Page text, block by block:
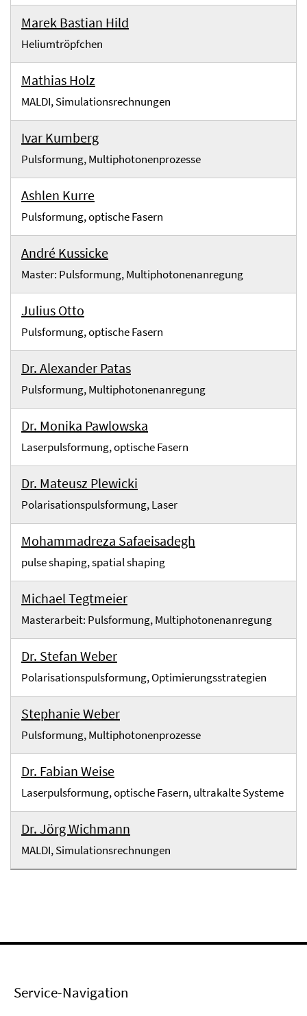
Marek Bastian Hild
Heliumtröpfchen
Mathias Holz
MALDI, Simulationsrechnungen
Ivar Kumberg
Pulsformung, Multiphotonenprozesse
Ashlen Kurre
Pulsformung, optische Fasern
André Kussicke
Master: Pulsformung, Multiphotonenanregung
Julius Otto
Pulsformung, optische Fasern
Dr. Alexander Patas
Pulsformung, Multiphotonenanregung
Dr. Monika Pawlowska
Laserpulsformung, optische Fasern
Dr. Mateusz Plewicki
Polarisationspulsformung, Laser
Mohammadreza Safaeisadegh
pulse shaping, spatial shaping
Michael Tegtmeier
Masterarbeit: Pulsformung, Multiphotonenanregung
Dr. Stefan Weber
Polarisationspulsformung, Optimierungsstrategien
Stephanie Weber
Pulsformung, Multiphotonenprozesse
Dr. Fabian Weise
Laserpulsformung, optische Fasern, ultrakalte Systeme
Dr. Jörg Wichmann
MALDI, Simulationsrechnungen
Service-Navigation